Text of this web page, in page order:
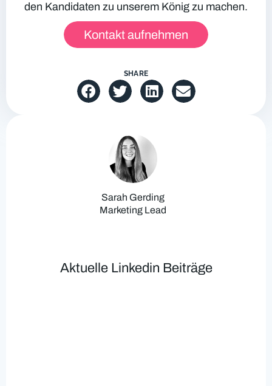
den Kandidaten zu unserem König zu machen.
Kontakt aufnehmen
SHARE
Sarah Gerding
Marketing Lead
Aktuelle Linkedin Beiträge